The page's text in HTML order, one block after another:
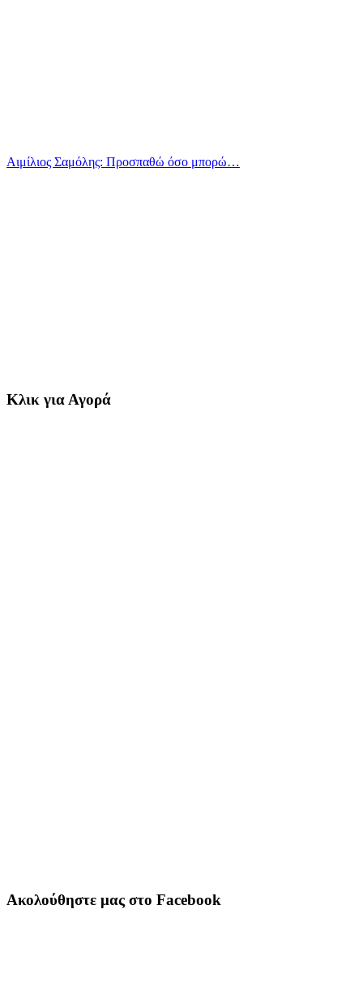
Αιμίλιος Σαμόλης: Προσπαθώ όσο μπορώ…
Κλικ για Αγορά
Ακολούθηστε μας στο Facebook